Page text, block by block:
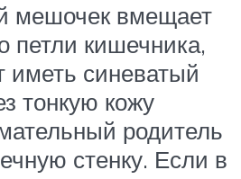
мешочек вмещает
петли кишечника,
иметь синеватый
тонкую кожу
родитель
стенку. Если в